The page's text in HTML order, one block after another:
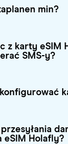
min?
z karty eSIM
SMS-y?
eSIM Holafly?